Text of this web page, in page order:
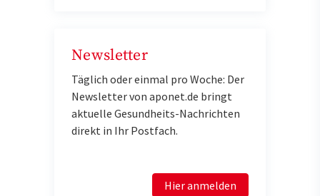
Newsletter
Täglich oder einmal pro Woche: Der
Newsletter von aponet.de bringt
aktuelle Gesundheits-Nachrichten
direkt in Ihr Postfach.
Hier anmelden